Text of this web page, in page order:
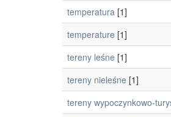
temperatura [1]
temperature [1]
tereny leśne [1]
tereny nieleśne [1]
tereny wypoczynkowo-